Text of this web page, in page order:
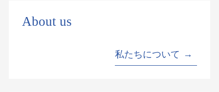
About us
私たちについて